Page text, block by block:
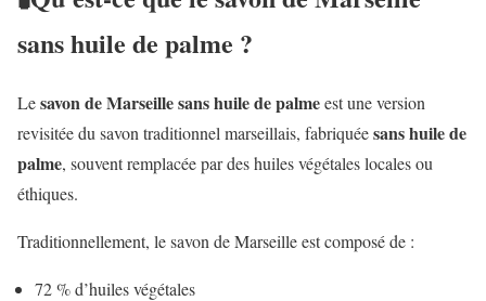
sans huile de palme ?
Lesavon de Marseille sans huile de palmeest une version
revisitée du savon traditionnel marseillais, fabriquéesans huile de
palme, souvent remplacée par des huiles végétales locales ou
éthiques.
Traditionnellement, le savon de Marseille est composé de :
72 % d’huiles végétales